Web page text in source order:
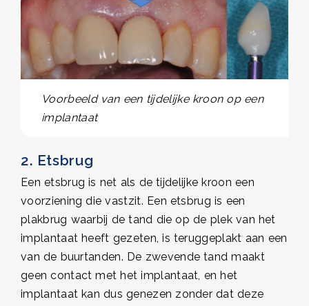
Voorbeeld van een tijdelijke kroon op een
implantaat
2. Etsbrug
Een etsbrug is net als de tijdelijke kroon een
voorziening die vastzit. Een etsbrug is een
plakbrug waarbij de tand die op de plek van het
implantaat heeft gezeten, is teruggeplakt aan een
van de buurtanden. De zwevende tand maakt
geen contact met het implantaat, en het
implantaat kan dus genezen zonder dat deze